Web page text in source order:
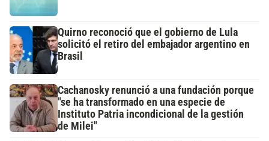
Quirno reconoció que el gobierno de Lula
solicitó el retiro del embajador argentino en
Brasil
Cachanosky renunció a una fundación porque
"se ha transformado en una especie de
Instituto Patria incondicional de la gestión
de Milei"